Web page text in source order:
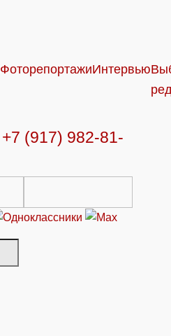
ФоторепортажиИнтервью
+7 (917) 982-81-